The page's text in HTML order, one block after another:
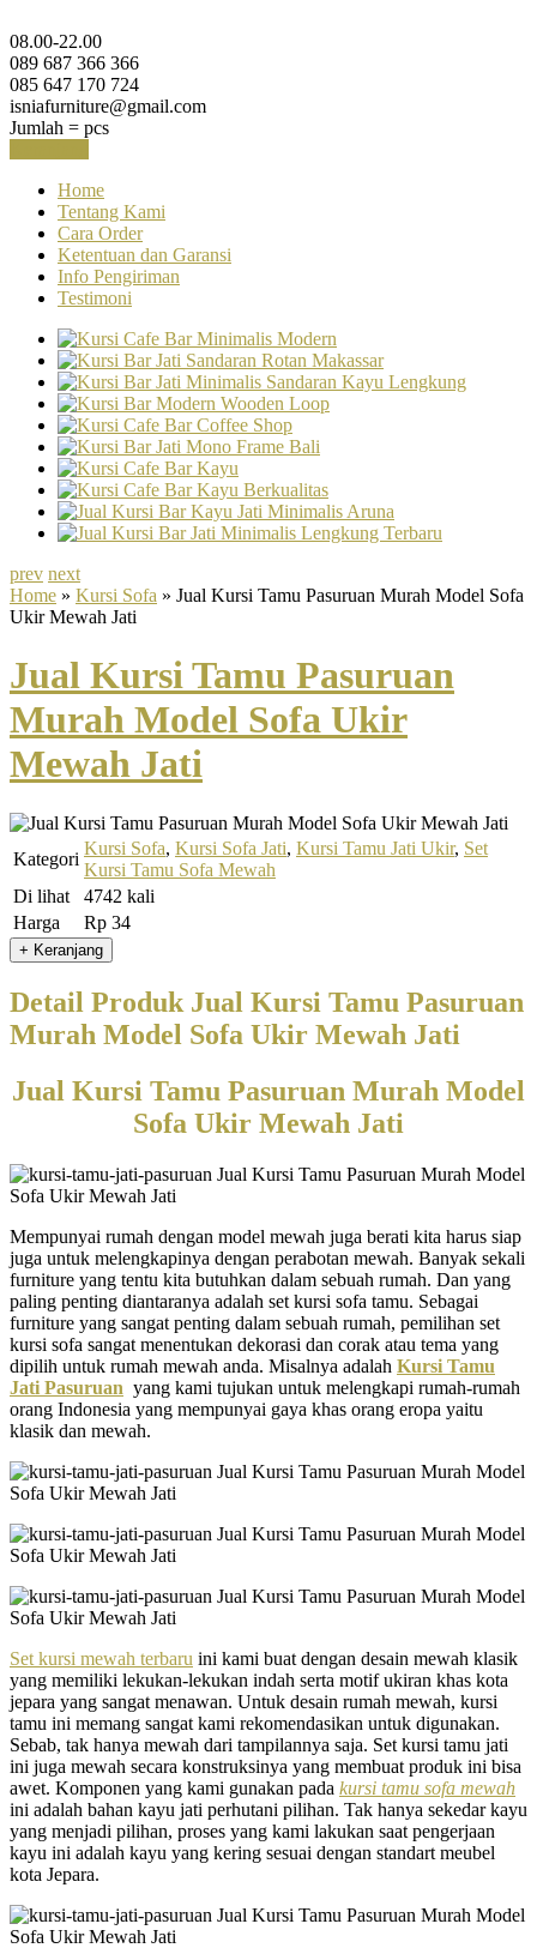
08.00-22.00
089 687 366 366
085 647 170 724
isniafurniture@gmail.com
Jumlah = pcs
Home
Tentang Kami
Cara Order
Ketentuan dan Garansi
Info Pengiriman
Testimoni
prev next
Home » Kursi Sofa » Jual Kursi Tamu Pasuruan Murah Model Sofa
Ukir Mewah Jati
Jual Kursi Tamu Pasuruan
Murah Model Sofa Ukir
Mewah Jati
Kategori
Kursi Sofa, Kursi Sofa Jati, Kursi Tamu Jati Ukir, Set
Kursi Tamu Sofa Mewah
Di lihat
4742 kali
Harga
Rp 34
Detail Produk Jual Kursi Tamu Pasuruan
Murah Model Sofa Ukir Mewah Jati
Jual Kursi Tamu Pasuruan Murah Model
Sofa Ukir Mewah Jati
Mempunyai rumah dengan model mewah juga berati kita harus siap
juga untuk melengkapinya dengan perabotan mewah. Banyak sekali
furniture yang tentu kita butuhkan dalam sebuah rumah. Dan yang
paling penting diantaranya adalah set kursi sofa tamu. Sebagai
furniture yang sangat penting dalam sebuah rumah, pemilihan set
kursi sofa sangat menentukan dekorasi dan corak atau tema yang
dipilih untuk rumah mewah anda. Misalnya adalah Kursi Tamu
Jati Pasuruan yang kami tujukan untuk melengkapi rumah-rumah
orang Indonesia yang mempunyai gaya khas orang eropa yaitu
klasik dan mewah.
Set kursi mewah terbaru ini kami buat dengan desain mewah klasik
yang memiliki lekukan-lekukan indah serta motif ukiran khas kota
jepara yang sangat menawan. Untuk desain rumah mewah, kursi
tamu ini memang sangat kami rekomendasikan untuk digunakan.
Sebab, tak hanya mewah dari tampilannya saja. Set kursi tamu jati
ini juga mewah secara konstruksinya yang membuat produk ini bisa
awet. Komponen yang kami gunakan pada kursi tamu sofa mewah
ini adalah bahan kayu jati perhutani pilihan. Tak hanya sekedar kayu
yang menjadi pilihan, proses yang kami lakukan saat pengerjaan
kayu ini adalah kayu yang kering sesuai dengan standart meubel
kota Jepara.